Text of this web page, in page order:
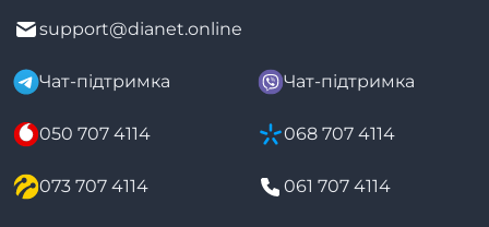
support@dianet.online
Чат-підтримка Чат-підтримка
050 707 4114 068 707 4114
073 707 4114 061 707 4114